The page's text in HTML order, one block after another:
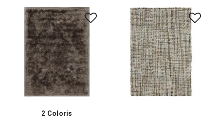
2 Coloris